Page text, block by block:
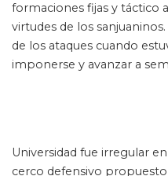
formaciones fijas y táctico
virtudes de los
de los ataques cuando
imponerse y avanzar a
Universidad fue irregular
cerco defensivo